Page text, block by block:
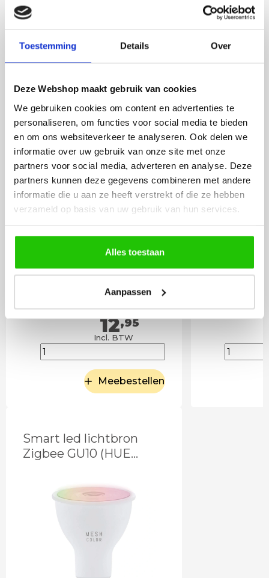
Toestemming Details Over
Deze Webshop maakt gebruik van cookies
We gebruiken cookies om content en advertenties te
personaliseren, om functies voor social media te bieden
en om ons websiteverkeer te analyseren. Ook delen we
informatie over uw gebruik van onze site met onze
partners voor social media, adverteren en analyse. Deze
partners kunnen deze gegevens combineren met andere
informatie die u aan ze heeft verstrekt of die ze hebben
verzameld op basis van uw gebruik van hun services.
Alles toestaan
Aanpassen
werd deze al bezorgd. Super
netjes en veilig verpakt.
artikel is zeer mooi
veel sfeer, het is ook
LICHTBRONNEN
GU10 3standenlamp |
dim to warm
12,95
Incl. BTW
Meebestellen
LED
spot
Smart led lichtbron
Zigbee GU10 (HUE